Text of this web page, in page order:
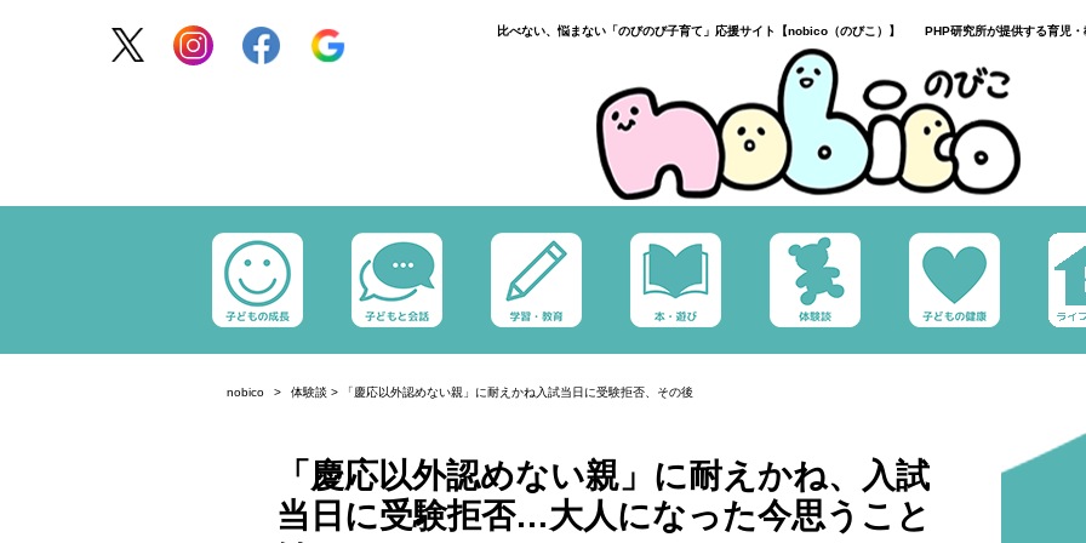
比べない、悩まない「のびのび子育て」応援サイト【nobico（のびこ）】 PHP研究所が提供する育児・
nobico 体験談 > 「慶応以外認めない親」に耐えかね入試当日に受験拒否、その後
「慶応以外認めない親」に耐えかね、入試
当日に受験拒否…大人になった今思うこと